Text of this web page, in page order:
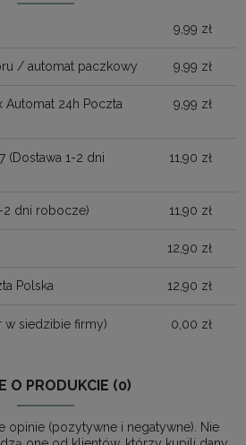
9,99 zł
/ automat paczkowy 9,99 zł
Automat 24h Poczta
9,99 zł
(Dostawa 1-2 dni
11,90 zł
2 dni robocze) 11,90 zł
12,90 zł
Polska 12,90 zł
w siedzibie firmy) 0,00 zł
O PRODUKCIE (0)
opinie (pozytywne i negatywne). Nie